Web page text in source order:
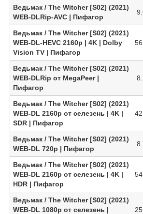
Ведьмак / The Witcher [S02] (2021)
WEB-DLRip-AVC | Пифагор
Ведьмак / The Witcher [S02] (2021)
WEB-DL-HEVC 2160p | 4K | Dolby
Vision TV | Пифагор
Ведьмак / The Witcher [S02] (2021)
WEB-DLRip от MegaPeer |
Пифагор
Ведьмак / The Witcher [S02] (2021)
WEB-DL 2160p от селезень | 4K |
SDR | Пифагор
Ведьмак / The Witcher [S02] (2021)
WEB-DL 720p | Пифагор
Ведьмак / The Witcher [S02] (2021)
WEB-DL 2160p от селезень | 4K |
HDR | Пифагор
Ведьмак / The Witcher [S02] (2021)
WEB-DL 1080p от селезень |